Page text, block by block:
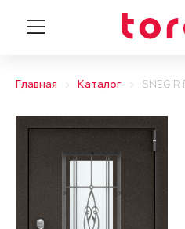
Главная Каталог